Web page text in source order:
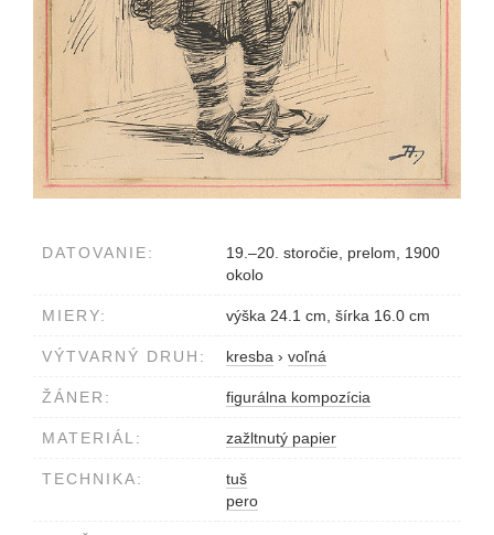
DATOVANIE:
19.–20. storočie, prelom, 1900
okolo
MIERY: výška 24.1 cm, šírka 16.0 cm
VÝTVARNÝ DRUH: kresba › voľná
ŽÁNER: figurálna kompozícia
MATERIÁL: zažltnutý papier
TECHNIKA:
tuš
pero